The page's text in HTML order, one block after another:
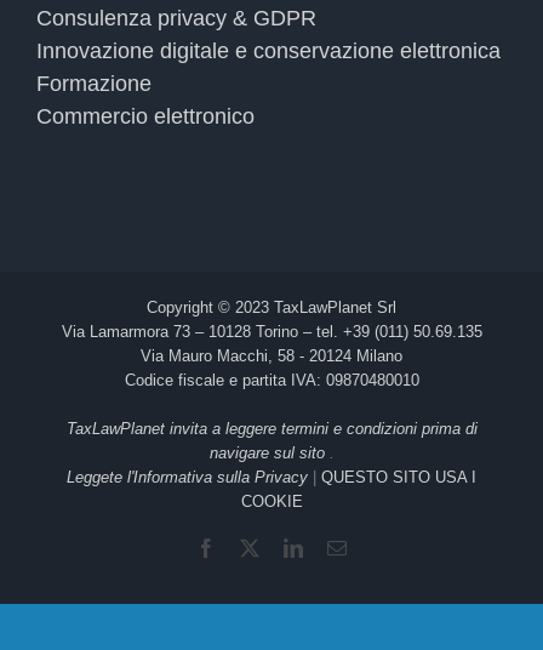
Consulenza privacy & GDPR
Innovazione digitale e conservazione elettronica
Formazione
Commercio elettronico
Copyright © 2023 TaxLawPlanet Srl
Via Lamarmora 73 – 10128 Torino – tel. +39 (011) 50.69.135
Via Mauro Macchi, 58 - 20124 Milano
Codice fiscale e partita IVA: 09870480010
TaxLawPlanet invita a leggere termini e condizioni prima di
navigare sul sito .
Leggete l'Informativa sulla Privacy
QUESTO SITO USA I
COOKIE
Facebook LinkedInEmail